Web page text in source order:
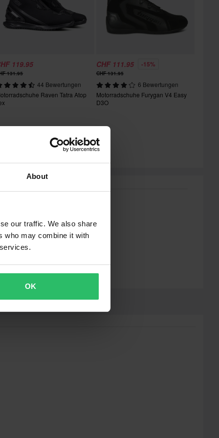
About
our traffic. We also share
who may combine it with
OK
119.95
131.95
44 Bewertungen
Raven Tatra Atop
CHF 111.95 -15%
CHF 131.95
6 Bewertungen
Motorradschuhe Furygan V4 Easy
D3O